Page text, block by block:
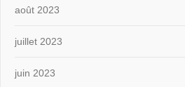
août 2023
juillet 2023
juin 2023